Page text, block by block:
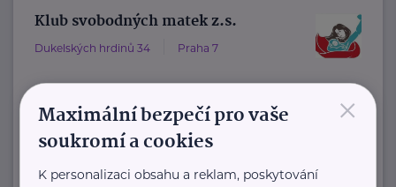
Klub svobodných matek z.s.
Dukelských hrdinů 34 Praha 7
"Pomáháme rodičům a jejich dětem."
Rodinám samoživitelů z celé ČR
poskytujeme finanční, materiální,
odbornou právní ...
×
Maximální bezpečí pro vaše
soukromí a cookies
K personalizaci obsahu a reklam, poskytování